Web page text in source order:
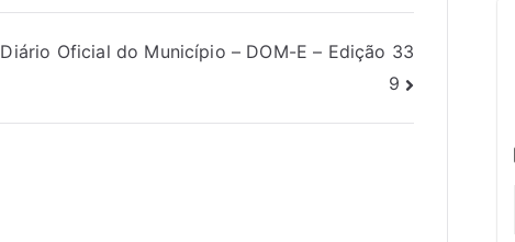
Diário Oficial do Município – DOM-E – Edição 33
9